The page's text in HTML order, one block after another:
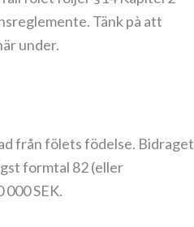
Tänk pà att
under.
från fölets födelse. Bidraget
formtal 82 (eller
SEK.